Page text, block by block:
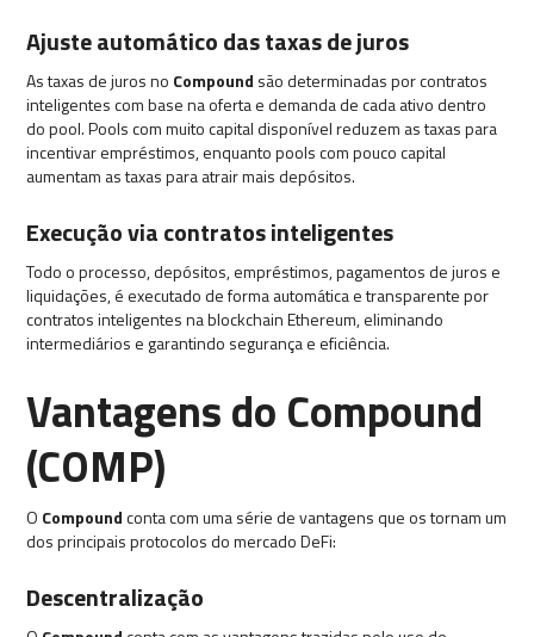
Ajuste automático das taxas de juros
As taxas de juros no Compound são determinadas por contratos
inteligentes com base na oferta e demanda de cada ativo dentro
do pool. Pools com muito capital disponível reduzem as taxas para
incentivar empréstimos, enquanto pools com pouco capital
aumentam as taxas para atrair mais depósitos.
Execução via contratos inteligentes
Todo o processo, depósitos, empréstimos, pagamentos de juros e
liquidações, é executado de forma automática e transparente por
contratos inteligentes na blockchain Ethereum, eliminando
intermediários e garantindo segurança e eficiência.
Vantagens do Compound
(COMP)
O Compoundconta com uma série de vantagens que os tornam um
dos principais protocolos do mercado DeFi:
Descentralização